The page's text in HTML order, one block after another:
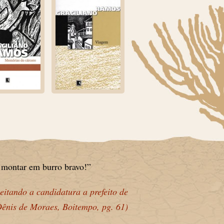
em burro bravo!”
a candidatura a prefeito de
de Moraes, Boitempo, pg. 61)